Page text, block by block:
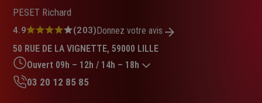
PESET Richard
Note
4.9
sur
5
étoiles
4.9 (203)Donnez votre avis
50 RUE DE LA VIGNETTE, 59000 LILLE
Ouvert 09h – 12h / 14h – 18h
03 20 12 85 85